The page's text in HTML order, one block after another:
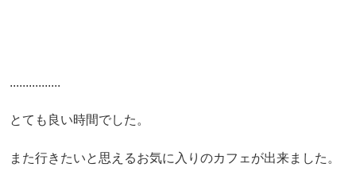
................
とても良い時間でした。
また行きたいと思えるお気に入りのカフェが出来ました。